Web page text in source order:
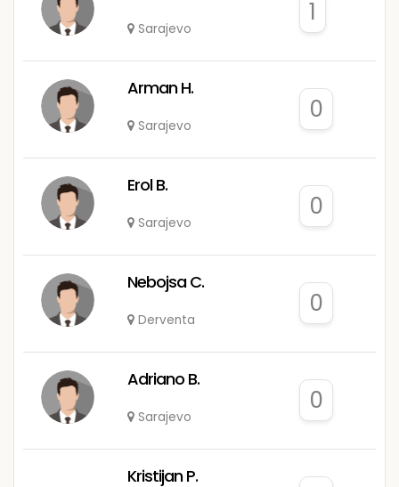
Sarajevo
1
Arman H.
Sarajevo
0
Erol B.
Sarajevo
0
Nebojsa C.
Derventa
0
Adriano B.
Sarajevo
0
Kristijan P.